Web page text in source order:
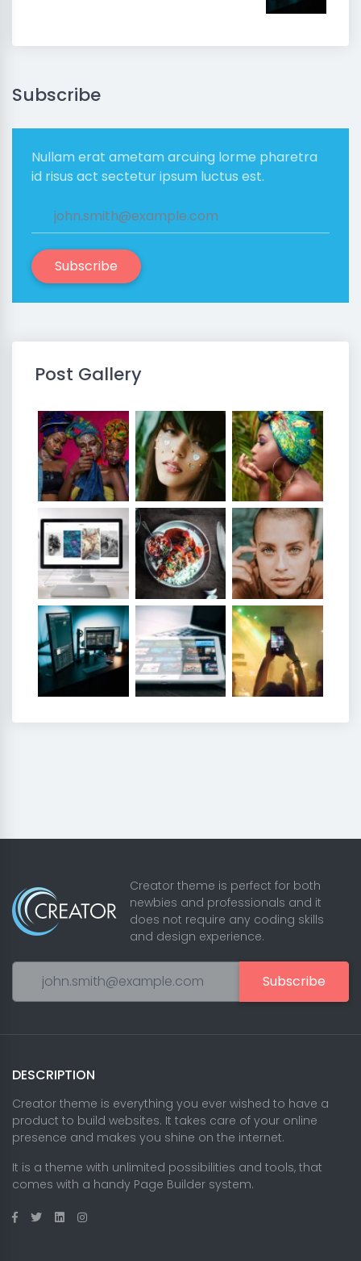
Subscribe
Nullam erat ametam arcuing lorme pharetra
id risus act sectetur ipsum luctus est.
Subscribe
Post Gallery
Creator theme is perfect for both
newbies and professionals and it
does not require any coding skills
and design experience.
Subscribe
DESCRIPTION
Creator theme is everything you ever wished to have a
product to build websites. It takes care of your online
presence and makes you shine on the internet.
It is a theme with unlimited possibilities and tools, that
comes with a handy Page Builder system.